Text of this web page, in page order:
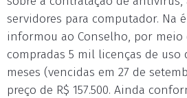
servidores para computador. Na
informou ao Conselho, por
compradas 5 mil licenças de uso
meses (vencidas em 27 de
preço de R$ 157.500. Ainda